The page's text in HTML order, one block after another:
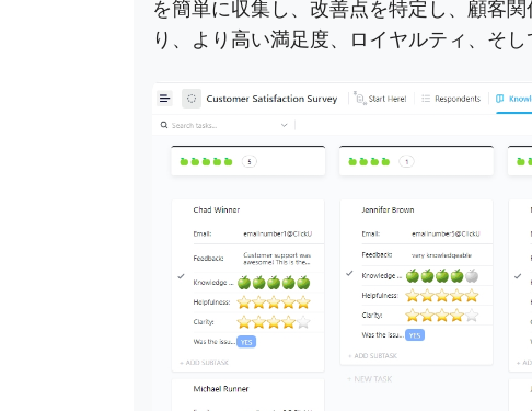
を簡単に収集し、改善点を特定し、顧客
り、より高い満足度、ロイヤルティ、そ